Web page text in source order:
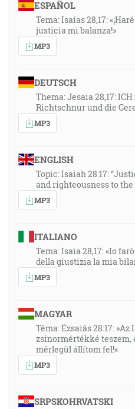
ESPAÑOL
Tema: Isaías 28,17:
justicia mi balanza!»
MP3
DEUTSCH
Thema: Jesaia 28,17:
Richtschnur und die
MP3
ENGLISH
Topic: Isaiah 28:17:
and righteousness to the
MP3
ITALIANO
Tema: Isaia 28,17: «Io
della giustizia la mia
MP3
MAGYAR
Téma: Ézsaiás 28:17: »Az
zsinormértékké teszem,
mérlegül állítom fel!«
MP3
SRPSKOHRVATSKI